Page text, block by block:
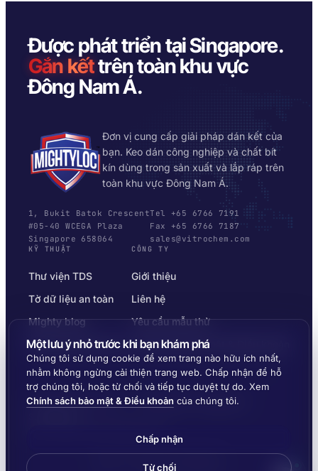
Được phát triển tại Singapore.
Gắn kếttrên toàn khu vực
Đông Nam Á.
Đơn vị cung cấp giải pháp dán kết của
bạn. Keo dán công nghiệp và chất bít
kín dùng trong sản xuất và lắp ráp trên
toàn khu vực Đông Nam Á.
1, Bukit Batok Crescent
#05-40 WCEGA Plaza
Singapore 658064
Tel +65 6766 7191
Fax +65 6766 7187
sales@vitrochem.com
KỸ THUẬT
Thư viện TDS
Tờ dữ liệu an toàn
Mighty blog
Bộ chọn nền vật liệu
CÔNG TY
Giới thiệu
Liên hệ
Yêu cầu mẫu thử
Chính sách bảo mật & Điều khoản
© 2026 MIGHTYLOC™ · VITROCHEM TECHNOLOGY ·
Ernest Dynamics
Một lưu ý nhỏ trước khi bạn khám phá
Chúng tôi sử dụng cookie để xem trang nào hữu ích nhất,
nhằm không ngừng cải thiện trang web. Chấp nhận để hỗ
trợ chúng tôi, hoặc từ chối và tiếp tục duyệt tự do. Xem
Chính sách bảo mật & Điều khoản của chúng tôi.
Chấp nhận
Từ chối